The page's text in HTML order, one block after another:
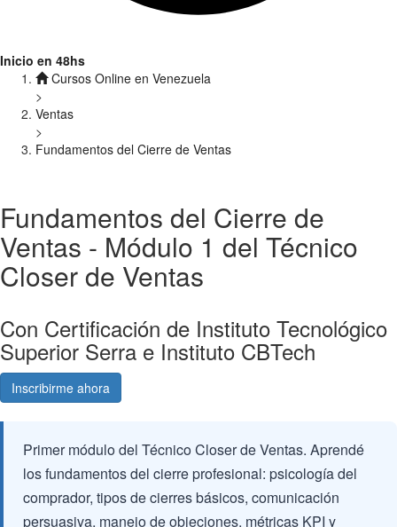
Inicio en 48hs
Cursos Online en Venezuela
>
Ventas
>
Fundamentos del Cierre de Ventas
Fundamentos del Cierre de
Ventas - Módulo 1 del Técnico
Closer de Ventas
Con Certificación de Instituto Tecnológico
Superior Serra e Instituto CBTech
Inscribirme ahora
Primer módulo del Técnico Closer de Ventas. Aprendé
los fundamentos del cierre profesional: psicología del
comprador, tipos de cierres básicos, comunicación
persuasiva, manejo de objeciones, métricas KPI y